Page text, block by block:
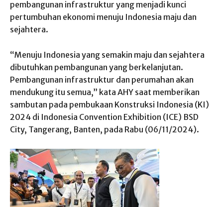
pembangunan infrastruktur yang menjadi kunci
pertumbuhan ekonomi menuju Indonesia maju dan
sejahtera.
“Menuju Indonesia yang semakin maju dan sejahtera
dibutuhkan pembangunan yang berkelanjutan.
Pembangunan infrastruktur dan perumahan akan
mendukung itu semua,” kata AHY saat memberikan
sambutan pada pembukaan Konstruksi Indonesia (KI)
2024 di Indonesia Convention Exhibition (ICE) BSD
City, Tangerang, Banten, pada Rabu (06/11/2024).